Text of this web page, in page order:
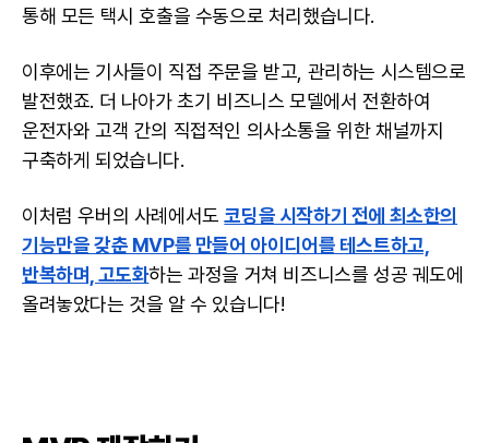
통해 모든 택시 호출을 수동으로 처리했습니다.
이후에는 기사들이 직접 주문을 받고, 관리하는 시스템으로
발전했죠. 더 나아가 초기 비즈니스 모델에서 전환하여
운전자와 고객 간의 직접적인 의사소통을 위한 채널까지
구축하게 되었습니다.
이처럼 우버의 사례에서도코딩을 시작하기 전에 최소한의
기능만을 갖춘 MVP를 만들어 아이디어를 테스트하고,
반복하며, 고도화하는 과정을 거쳐 비즈니스를 성공 궤도에
올려놓았다는 것을 알 수 있습니다!